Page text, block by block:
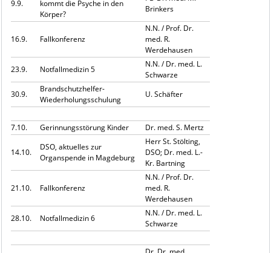
9.9.
kommt die Psyche in den
Körper?
Brinkers
16.9. Fallkonferenz
N.N. / Prof. Dr.
med. R.
Werdehausen
23.9.
Notfallmedizin 5
N.N. / Dr. med. L.
Schwarze
30.9.
Brandschutzhelfer-
Wiederholungsschulung
U. Schäfter
7.10. Gerinnungsstörung Kinder Dr. med. S. Mertz
14.10.
DSO, aktuelles zur
Organspende in Magdeburg
Herr St. Stölting,
DSO; Dr. med. L.-
Kr. Bartning
21.10. Fallkonferenz
N.N. / Prof. Dr.
med. R.
Werdehausen
28.10.
Notfallmedizin 6
N.N. / Dr. med. L.
Schwarze